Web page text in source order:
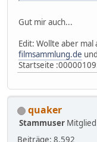
Gut mir auch...
Edit: Wollte aber
filmsammlung.de
Startseite
quaker
Stammuser Mitglied